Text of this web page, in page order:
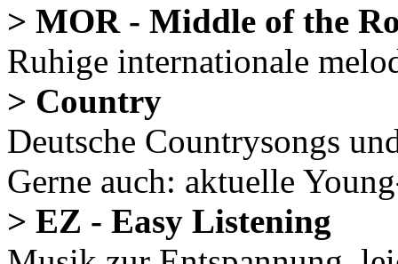
> MOR - Middle of the
Ruhige internationale
> Country
Deutsche Countrysongs
Gerne auch: aktuelle
> EZ - Easy Listening